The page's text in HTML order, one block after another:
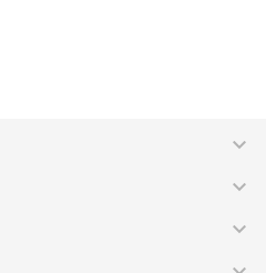


